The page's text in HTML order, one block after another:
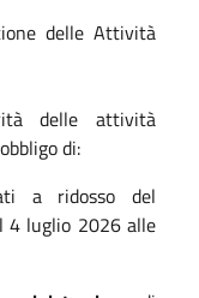
delle Attività
delle attività
di:
a ridosso del
4 luglio 2026 alle